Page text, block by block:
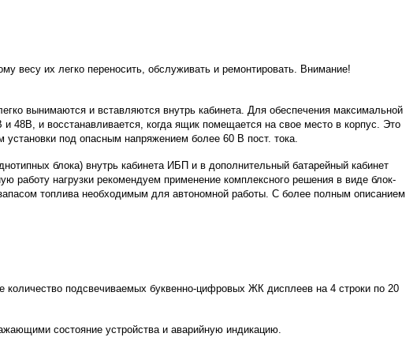
весу их легко переносить, обслуживать и ремонтировать. Внимание!
вынимаются и вставляются внутрь кабинета. Для обеспечения максимальной
48В, и восстанавливается, когда ящик помещается на свое место в корпус. Это
установки под опасным напряжением более 60 В пост. тока.
блока) внутрь кабинета ИБП и в дополнительный батарейный кабинет
нагрузки рекомендуем применение комплексного решения в виде блок-
топлива необходимым для автономной работы. C более полным описанием
подсвечиваемых буквенно-цифровых ЖК дисплеев на 4 строки по 20
состояние устройства и аварийную индикацию.